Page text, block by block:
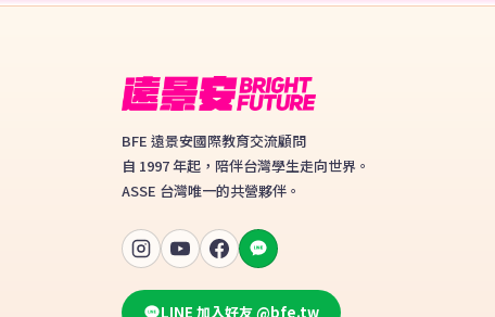
BFE 遠景安國際教育交流顧問
自 1997 年起，陪伴台灣學生走向世界。
ASSE 台灣唯一的共營夥伴。
LINE 加入好友 @bfe.tw